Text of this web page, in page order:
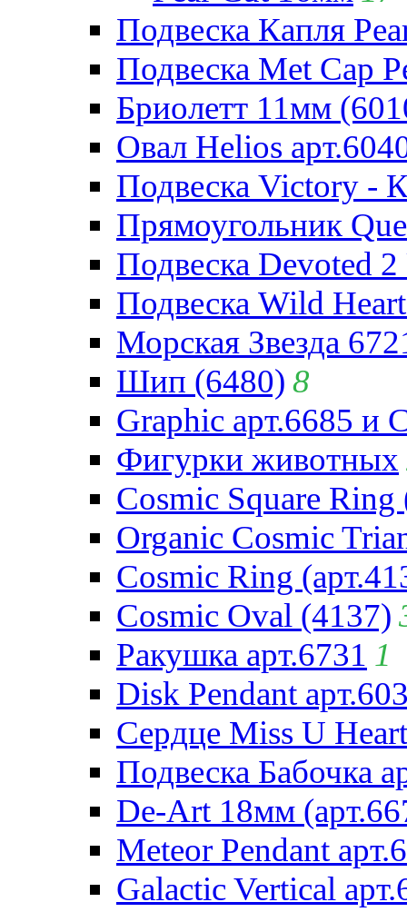
Подвеска Капля
Подвеска Met Cap
Бриолетт 11мм
Овал Helios
Подвеска Victory -
Прямоугольник
Подвеска Devoted
Подвеска Wild
Морская Звезда
Шип (6480) 8
Graphic арт.6685 и
Фигурки животных
Cosmic Square Ring
Organic Cosmic
Cosmic Ring
Cosmic Oval (4137)
Ракушка арт.6731 1
Disk Pendant
Сердце Miss U
Подвеска Бабочка
De-Art 18мм
Meteor Pendant
Galactic Vertical